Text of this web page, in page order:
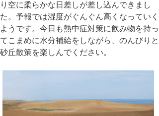
り空に柔らかな日差しが差し込んできまし
た。予報では湿度がぐんぐん高くなっていく
ようです。今日も熱中症対策に飲み物を持っ
てこまめに水分補給をしながら、のんびりと
砂丘散策を楽しんでください。